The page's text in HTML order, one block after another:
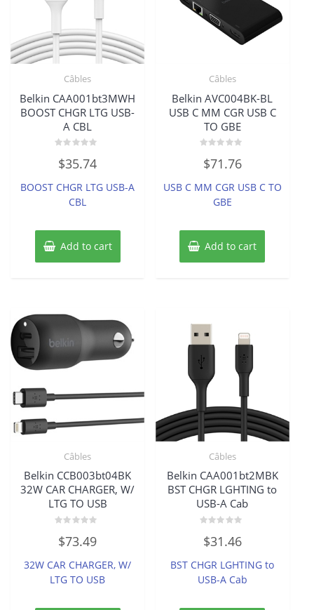
Câbles
Belkin CAA001bt3MWH
BOOST CHGR LTG USB-
A CBL
0
out
5
$35.74
BOOST CHGR LTG USB-A
CBL
Add to cart
Câbles
Belkin AVC004BK-BL
USB C MM CGR USB C
TO GBE
0
out
5
$71.76
USB C MM CGR USB C TO
GBE
Add to cart
Câbles
Belkin CCB003bt04BK
32W CAR CHARGER, W/
LTG TO USB
0
out
5
$73.49
32W CAR CHARGER, W/
LTG TO USB
Câbles
Belkin CAA001bt2MBK
BST CHGR LGHTING to
USB-A Cab
0
out
5
$31.46
BST CHGR LGHTING to
USB-A Cab